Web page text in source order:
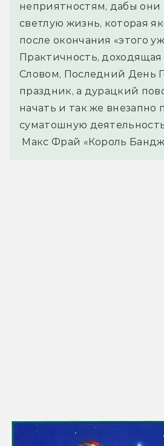
неприятностям, дабы они
светлую жизнь, которая
после окончания «этого
Практичность, доходящая
Словом, Последний День
праздник, а дурацкий
начать и так же внезапно
суматошную
Макс Фрай «Король